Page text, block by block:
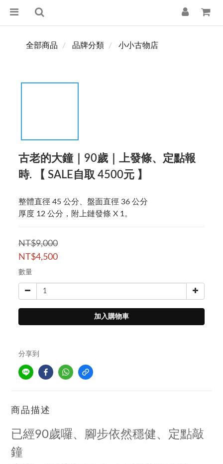
全部商品 品牌分類 小小古物店
古老的大鐘｜90歲｜上發條、定點報
時. 【 SALE自取 4500元 】
整體直徑 45 公分、盤面直徑 36 公分
厚度 12 公分，附上鏈發條 X 1。
NT$9,000
NT$4,500
數量
加入購物車
分享到
商品描述
已經90歲囉、腳步依然穩健、定點敲
鐘